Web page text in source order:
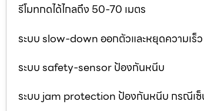
รีโมทกดได้ไกลถึง 50-70 เมตร
ระบบ slow-down ออกตัวและหยุดความเร็
ระบบ safety-sensor ป้องกันหนีบ
ระบบ jam protection ป้องกันหนีบ กรณีเซ็